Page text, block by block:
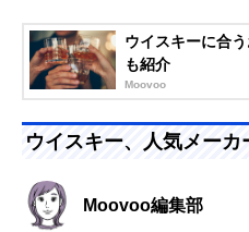
ウイスキーに合
も紹介
Moovoo
ウイスキー、人気メー
Moovoo編集部